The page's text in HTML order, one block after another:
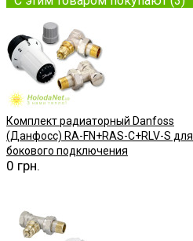
Комплект радиаторный Danfoss
(Данфосс) RA-FN+RAS-C+RLV-S для
бокового подключения
0 грн.